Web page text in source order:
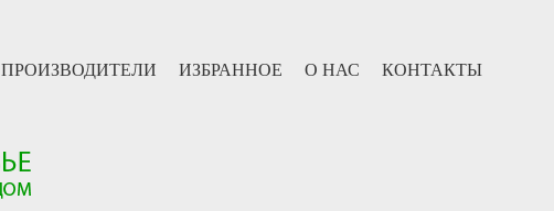
ПРОИЗВОДИТЕЛИ ИЗБРАННОЕ О НАС КОНТАКТЫ